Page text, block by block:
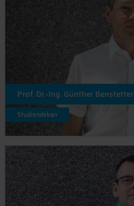
Prof. Dr.-Ing. Günther Benstetter
Studiendekan